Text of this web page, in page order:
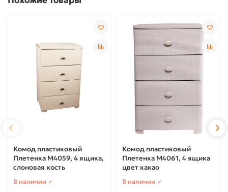
Комод пластиковый
Плетенка М4059, 4 ящика,
слоновая кость
В наличии ✓
Комод пластиковый
Плетенка М4061, 4 ящика
цвет какао
В наличии ✓